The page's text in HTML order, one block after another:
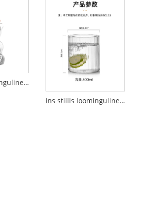
Armas ja loominguline karuklaasist õletops
ins stiilis loominguline Jaapani vertikaalmustriline klaastass